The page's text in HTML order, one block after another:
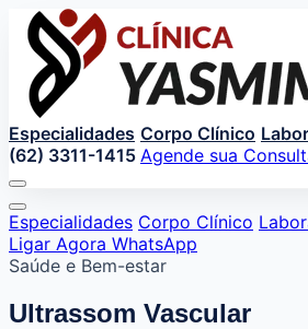
Especialidades Corpo Clínico
(62) 3311-1415 Agende sua
Especialidades Corpo Clínico
Ligar Agora WhatsApp
Saúde e Bem-estar
Ultrassom Vascular